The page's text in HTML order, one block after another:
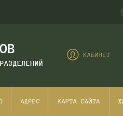
КАБИНЕТ
АДРЕС КАРТА САЙТА